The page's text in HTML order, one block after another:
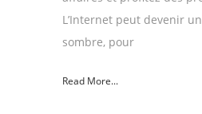
L’Internet peut devenir
sombre, pour
Read More...